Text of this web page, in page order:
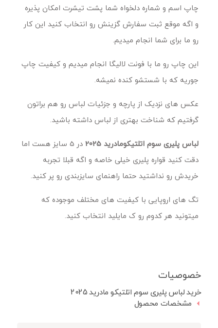
چاپ اسم و شماره دلخواه شما پشت تیشرت امکان پذیره
و اگه موقع ثبت سفارش گزینش رو انتخاب کنید این کار
رو ما برای شما انجام میدیم.
این چاپ رو ما با فونت لالیگا انجام میدیم و کیفیت چاپ
جوریه که با شستشو کنده نمیشه.
عکس های نزدیک از پارچه و جزئیات لباس رو هم براتون
گرفتیم که شناخت بهتری از لباس داشته باشید.
لباس پلیری سوم اتلتیکومادرید 2025
در 5 سایز هست اما
دقت کنید قواره پلیری خیلی خاصه و اگه قبلا تجربه
خریدش رو نداشتید حتما راهنمای سایزبندی رو پر کنید.
تگ های اروپایی با کیفیت های مختلف موجوده که
میتونید هر کدوم رو ک مایلید انتخاب کنید.
خصوصیات
خرید لباس پلیری سوم اتلتیکو مادرید 2025
مشخصات محصول